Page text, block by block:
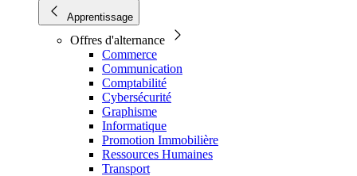
Apprentissage
Offres d'alternance
Commerce
Communication
Comptabilité
Cybersécurité
Graphisme
Informatique
Promotion Immobilière
Ressources Humaines
Transport